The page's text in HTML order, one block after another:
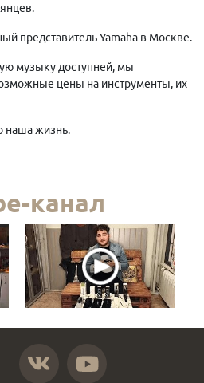
представитель Yamaha в Москве.
музыку доступней, мы
цены на инструменты, их
наша жизнь.
канал